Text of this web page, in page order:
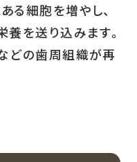
る細胞を増やし、
を送り込みます。
どの歯周組織が再